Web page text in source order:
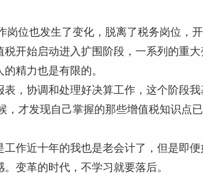
岗位也发生了变化，脱离了税务岗位，
开始启动进入扩围阶段，一系列的重大
精力也是有限的。
，协调和处理好决算工作，这个阶段
，才发现自己掌握的那些增值税知识点
工作近十年的我也是老会计了，但是即
变革的时代，不学习就要落后。